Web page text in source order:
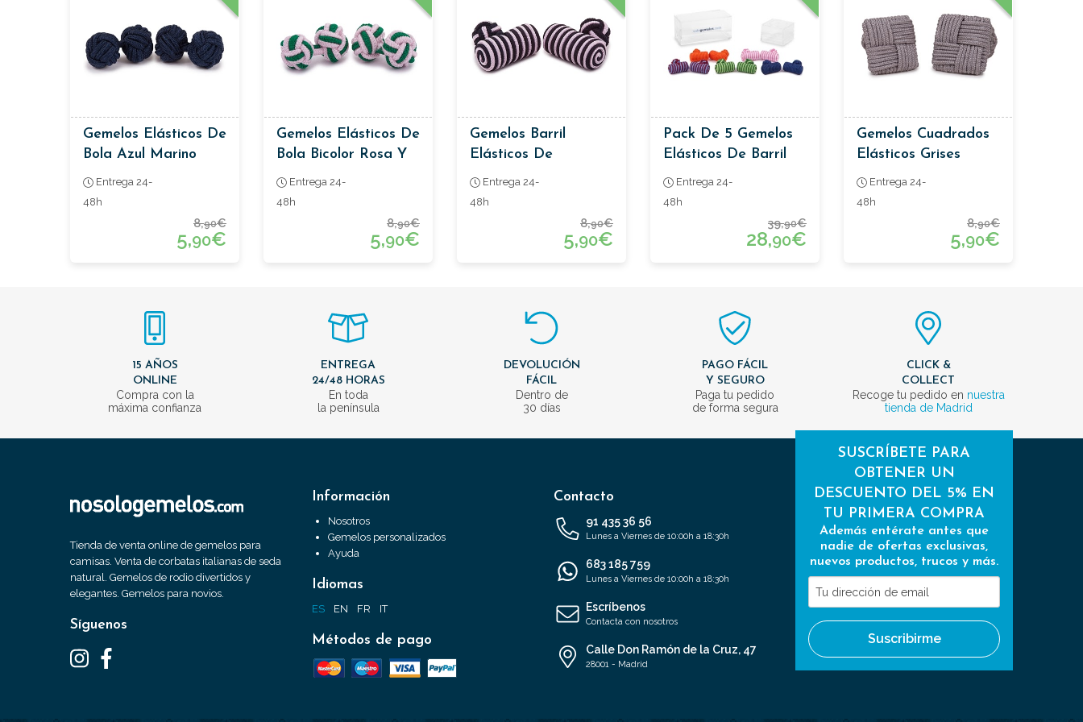
Gemelos Elásticos De
Bola Azul Marino
Entrega 24-
48h
8,90€
5,90€
Gemelos Elásticos De
Bola Bicolor Rosa Y
Verde
Entrega 24-
48h
8,90€
5,90€
Gemelos Barril
Elásticos De
Pasamanería Bicolor
Negro Y Rosa
Entrega 24-
48h
8,90€
5,90€
Pack De 5 Gemelos
Elásticos De Barril
Entrega 24-
48h
39,90€
28,90€
Gemelos Cuadrados
Elásticos Grises
Entrega 24-
48h
8,90€
5,90€
15 AÑOS
ONLINE
Compra con la
máxima confianza
ENTREGA
24/48 HORAS
En toda
la península
DEVOLUCIÓN
FÁCIL
Dentro de
30 días
PAGO FÁCIL
Y SEGURO
Paga tu pedido
de forma segura
CLICK &
COLLECT
Recoge tu pedido en nuestra
tienda de Madrid
Tienda de venta online de gemelos para
camisas. Venta de corbatas italianas de seda
natural. Gemelos de rodio divertidos y
elegantes. Gemelos para novios.
Síguenos
Información
Nosotros
Gemelos personalizados
Ayuda
Idiomas
ES EN FR IT
Métodos de pago
Contacto
91 435 36 56
Lunes a Viernes de 10:00h a 18:30h
683 185 759
Lunes a Viernes de 10:00h a 18:30h
Escríbenos
Contacta con nosotros
Calle Don Ramón de la Cruz, 47
28001 - Madrid
SUSCRÍBETE PARA
OBTENER UN
DESCUENTO DEL 5% EN
TU PRIMERA COMPRA
Además entérate antes que
nadie de ofertas exclusivas,
nuevos productos, trucos y más.
Tu
dirección
de
email
Suscribirme